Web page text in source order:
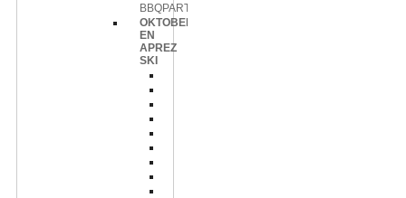
BBQPARTY
OKTOBERFEEST
EN
APREZ
SKI